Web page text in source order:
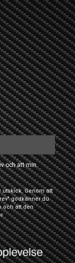
och att min
utskick. Genom att
godkänner du
och att den